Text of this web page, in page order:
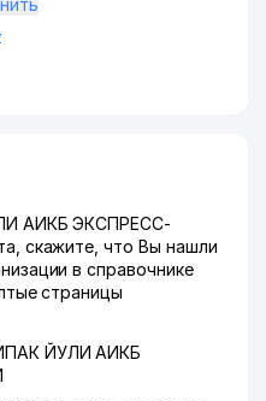
АИКБ ЭКСПРЕСС-
скажите, что Вы нашли
в справочнике
страницы
ЙУЛИ АИКБ